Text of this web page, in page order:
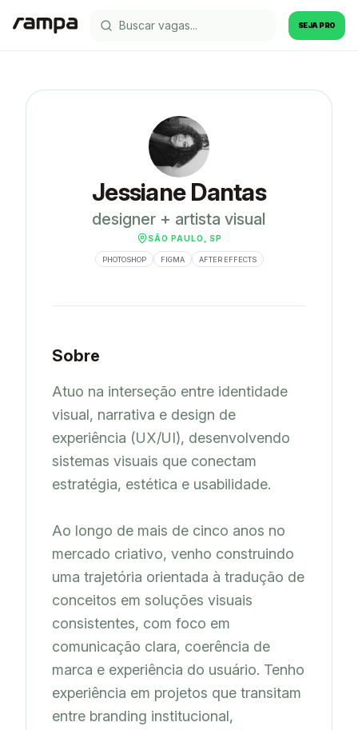
SEJA PRO
Jessiane Dantas
designer + artista visual
SÃO PAULO, SP
PHOTOSHOP FIGMA AFTER EFFECTS
Sobre
Atuo na interseção entre identidade
visual, narrativa e design de
experiência (UX/UI), desenvolvendo
sistemas visuais que conectam
estratégia, estética e usabilidade.
Ao longo de mais de cinco anos no
mercado criativo, venho construindo
uma trajetória orientada à tradução de
conceitos em soluções visuais
consistentes, com foco em
comunicação clara, coerência de
marca e experiência do usuário. Tenho
experiência em projetos que transitam
entre branding institucional,